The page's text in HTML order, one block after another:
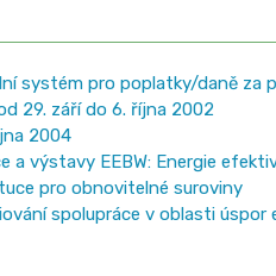
systém pro poplatky/daně za
29. září do 6. října 2002
2004
a výstavy EEBW: Energie
pro obnovitelné suroviny
spolupráce v oblasti